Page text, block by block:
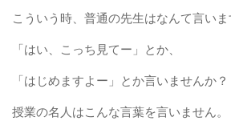
こういう時、普通の先生はなんて言いま
「はい、こっち見てー」とか、
「はじめますよー」とか言いませんか？
授業の名人はこんな言葉を言いません。